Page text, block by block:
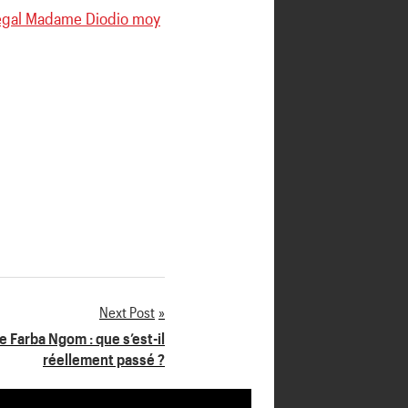
Madame Diodio moy
Next Post
Farba Ngom : que s’est-il
réellement passé ?